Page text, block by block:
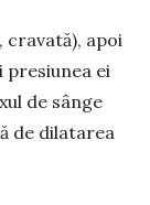
cra­vată), apoi
ei
de sânge
de dilatarea